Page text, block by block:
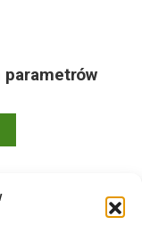
parametrów